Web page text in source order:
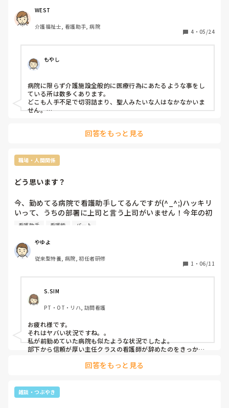
医療行為ではないのか？という仕事まで振られてきてて疑問
な毎日です...
目を瞑って働くべきか見切りをつけるべきか悩んでます...
WEST
介護福祉士, 看護助手, 病院
4 ・ 05/24
もやし
病院に限らず介護施設全般的に医療行為にあたるような事をし
ている所は数多くあります。
どこも人手不足で切羽詰まり、聖人みたいな人はなかなかいま
せん。
回答をもっと見る
職場・人間関係
どう思います？
今、勤めてる病院で看護助手してるんですが(^_^;)ハッキリ
いって、うちの部署に上司と言う上司がいません！今年の初
めまで、主任いたのに誰もいなくなり(-_-;)評判悪い師長が
院です！全然、管理されてなく部長も全然見に来ません！(-
_-;)しかも、どんどん職員を移動させていってるからびっく
り！！看護師は、どんどん年齢高い方とバイトとパートしか
看護助手 看護師 パート
やゆよ
従来型特養, 病院, 初任者研修
1 ・ 06/11
S.SIM
PT・OT・リハ, 訪問看護
お疲れ様です。
それはヤバい状況ですね。。
私が前勤めていた病院も似たような状況でしたよ。
部下から信頼が厚い主任クラスの看護師が辞めたのをきっかけ
手かお局です。看護部長はどう思っているのか知りませんが、
人が足りないので、病棟はカオスですよね。大変そうでした。
きっと上層部は、看護師さんを駒としか思ってないんだろうな
回答をもっと見る
雑談・つぶやき